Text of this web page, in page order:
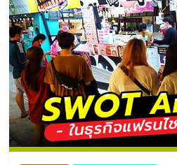
สา
ขา
แฟ
รน
ไชส์,
ศูนย์
รวม
แฟ
รน